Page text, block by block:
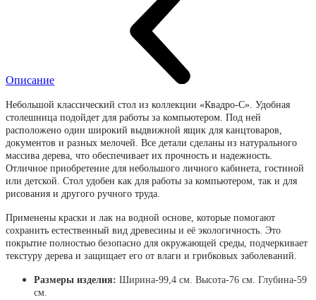
Описание
Небольшой классический стол из коллекции «Квадро-С». Удобная
столешница подойдет для работы за компьютером. Под ней
расположено один широкий выдвижной ящик для канцтоваров,
документов и разных мелочей. Все детали сделаны из натурального
массива дерева, что обеспечивает их прочность и надежность.
Отличное приобретение для небольшого личного кабинета, гостиной
или детской. Стол удобен как для работы за компьютером, так и для
рисования и другого ручного труда.
Применены краски и лак на водной основе, которые помогают
сохранить естественный вид древесины и её экологичность. Это
покрытие полностью безопасно для окружающей среды, подчеркивает
текстуру дерева и защищает его от влаги и грибковых заболеваний.
Размеры изделия: Ширина-99,4 см. Высота-76 см. Глубина-59
см.